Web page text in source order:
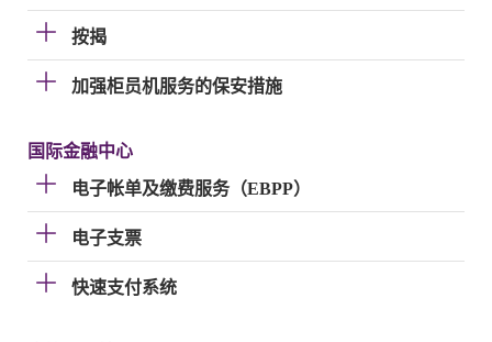
按揭
加强柜员机服务的保安措施
国际金融中心
电子帐单及缴费服务（EBPP）
电子支票
快速支付系统